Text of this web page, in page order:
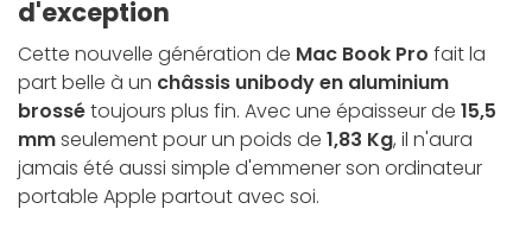
d'exception
Cette nouvelle génération de Mac Book Pro fait la
part belle à un châssis unibody en aluminium
brossétoujours plus fin. Avec une épaisseur de 15,5
mmseulement pour un poids de 1,83 Kg, il n'aura
jamais été aussi simple d'emmener son ordinateur
portable Apple partout avec soi.